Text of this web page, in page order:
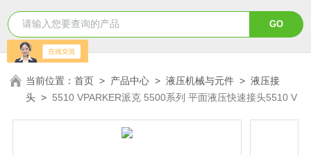
当前位置：首页 > 产品中心 >液压机械与元件 >液压接
头 > 5510 VPARKER派克 5500系列 平面液压快速接头5510 V